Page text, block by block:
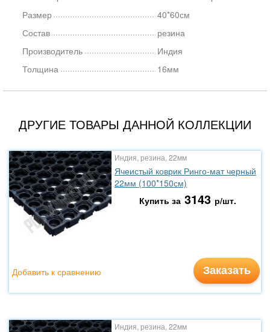
Размер
40*60см
Состав
резина
Производитель
Индия
Толщина
16мм
ДРУГИЕ ТОВАРЫ ДАННОЙ КОЛЛЕКЦИИ
Индия, резина, 22мм
Ячеистый коврик Ринго-мат черный
22мм (100*150см)
Купить за 3143 р/шт.
Заказать
Добавить к сравнению
Индия, резина, 22мм